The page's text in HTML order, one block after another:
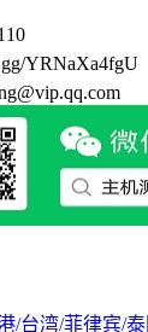
YRNaXa4fgU
/台湾/菲律宾/